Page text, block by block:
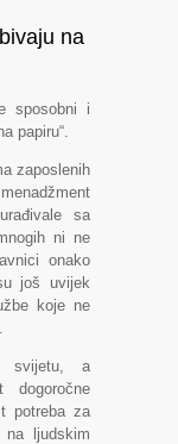
na
sposobni i
papiru“.
zaposlenih
sa
ni ne
onako
još uvijek
koje ne
svijetu, a
potreba za
ljudskim